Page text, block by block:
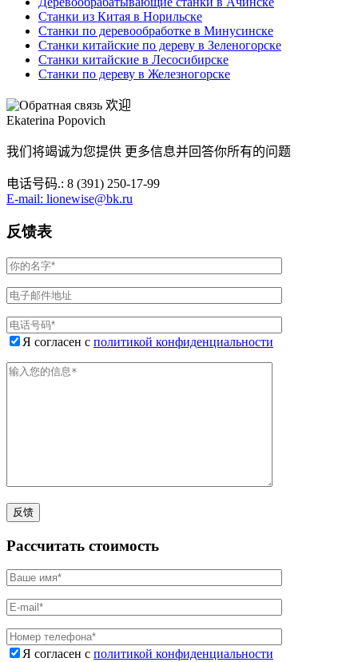
Станки из Китая в Норильске
Станки по деревообработке в Минусинске
Станки китайские по дереву в Зеленогорске
Станки китайские в Лесосибирске
Станки по дереву в Железногорске
欢迎
Ekaterina Popovich
我们将竭诚为您提供 更多信息并回答你所有的问题
电话号码.: 8 (391) 250-17-99
E-mail: lionewise@bk.ru
反馈表
Я согласен с политикой конфиденциальности
Рассчитать стоимость
Я согласен с политикой конфиденциальности